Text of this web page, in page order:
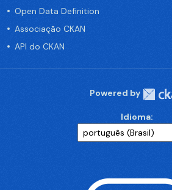
Open Data Definition
Associação CKAN
API do CKAN
Powered by
Idioma